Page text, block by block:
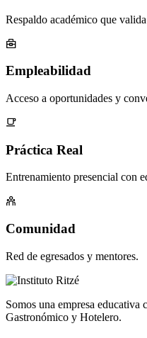
Respaldo académico que
Empleabilidad
Acceso a oportunidades y
Práctica Real
Entrenamiento presencial con
Comunidad
Red de egresados y mentores.
Somos una empresa
Gastronómico y Hotelero.